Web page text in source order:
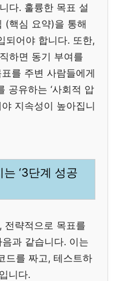
다. 훌륭한 목표 설
(핵심 요약)을 통해
되어야 합니다. 또한,
하면 동기 부여를
를 주변 사람들에게
공유하는 ‘사회적 압
지속성이 높아집니
‘3단계 성공
전략적으로 목표를
과 같습니다. 이는
드를 짜고, 테스트하
니다.